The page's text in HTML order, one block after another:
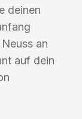
deinen
an
auf dein